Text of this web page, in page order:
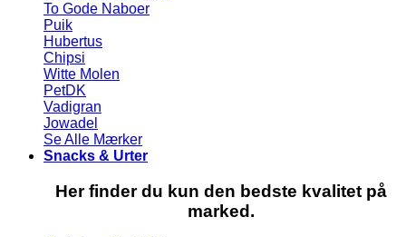
To Gode Naboer
Puik
Hubertus
Chipsi
Witte Molen
PetDK
Vadigran
Jowadel
Se Alle Mærker
Snacks & Urter
Her finder du kun den bedste kvalitet på
marked.